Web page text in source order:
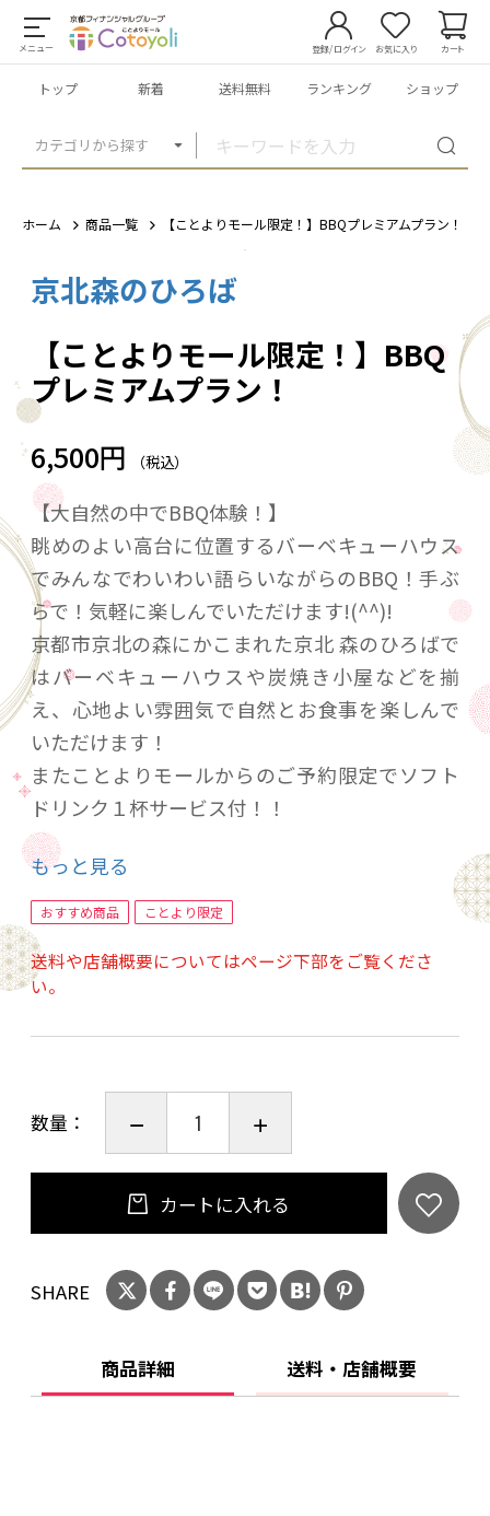
メニュー
カテゴリから探す
登録/ログイン お気に入り カート
トップ 新着 送料無料 ランキング ショップ
ホーム 商品一覧 【ことよりモール限定！】BBQプレミアムプラン！
京北森のひろば
【ことよりモール限定！】BBQ
プレミアムプラン！
6,500円 （税込）
【大自然の中でBBQ体験！】
眺めのよい高台に位置するバーベキューハウス
でみんなでわいわい語らいながらのBBQ！手ぶ
らで！気軽に楽しんでいただけます!(^^)!
京都市京北の森にかこまれた京北 森のひろばで
はバーベキューハウスや炭焼き小屋などを揃
え、心地よい雰囲気で自然とお食事を楽しんで
いただけます！
またことよりモールからのご予約限定でソフト
ドリンク１杯サービス付！！
【コース内容】
1人前 ￥6,500税込
・国産和牛 65ｇ
・牛ハラミ 50ｇ
・豚バラ 50ｇ
・季節のお野菜
・アヒージョ
・お好きなソフトドリンク１杯
別途現地にてドリンク代要
【お問い合わせ】
〒601-0321
京都府京都市右京区京北塔町愛宕谷25-3
もっと見る
おすすめ商品 ことより限定
送料や店舗概要についてはページ下部をご覧くださ
い。
数量：
カートに入れる
SHARE
商品詳細 送料・店舗概要